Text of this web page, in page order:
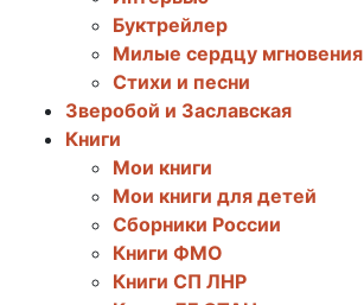
Буктрейлер
Милые сердцу мгновения
Стихи и песни
Зверобой и Заславская
Книги
Мои книги
Мои книги для детей
Сборники России
Книги ФМО
Книги СП ЛНР